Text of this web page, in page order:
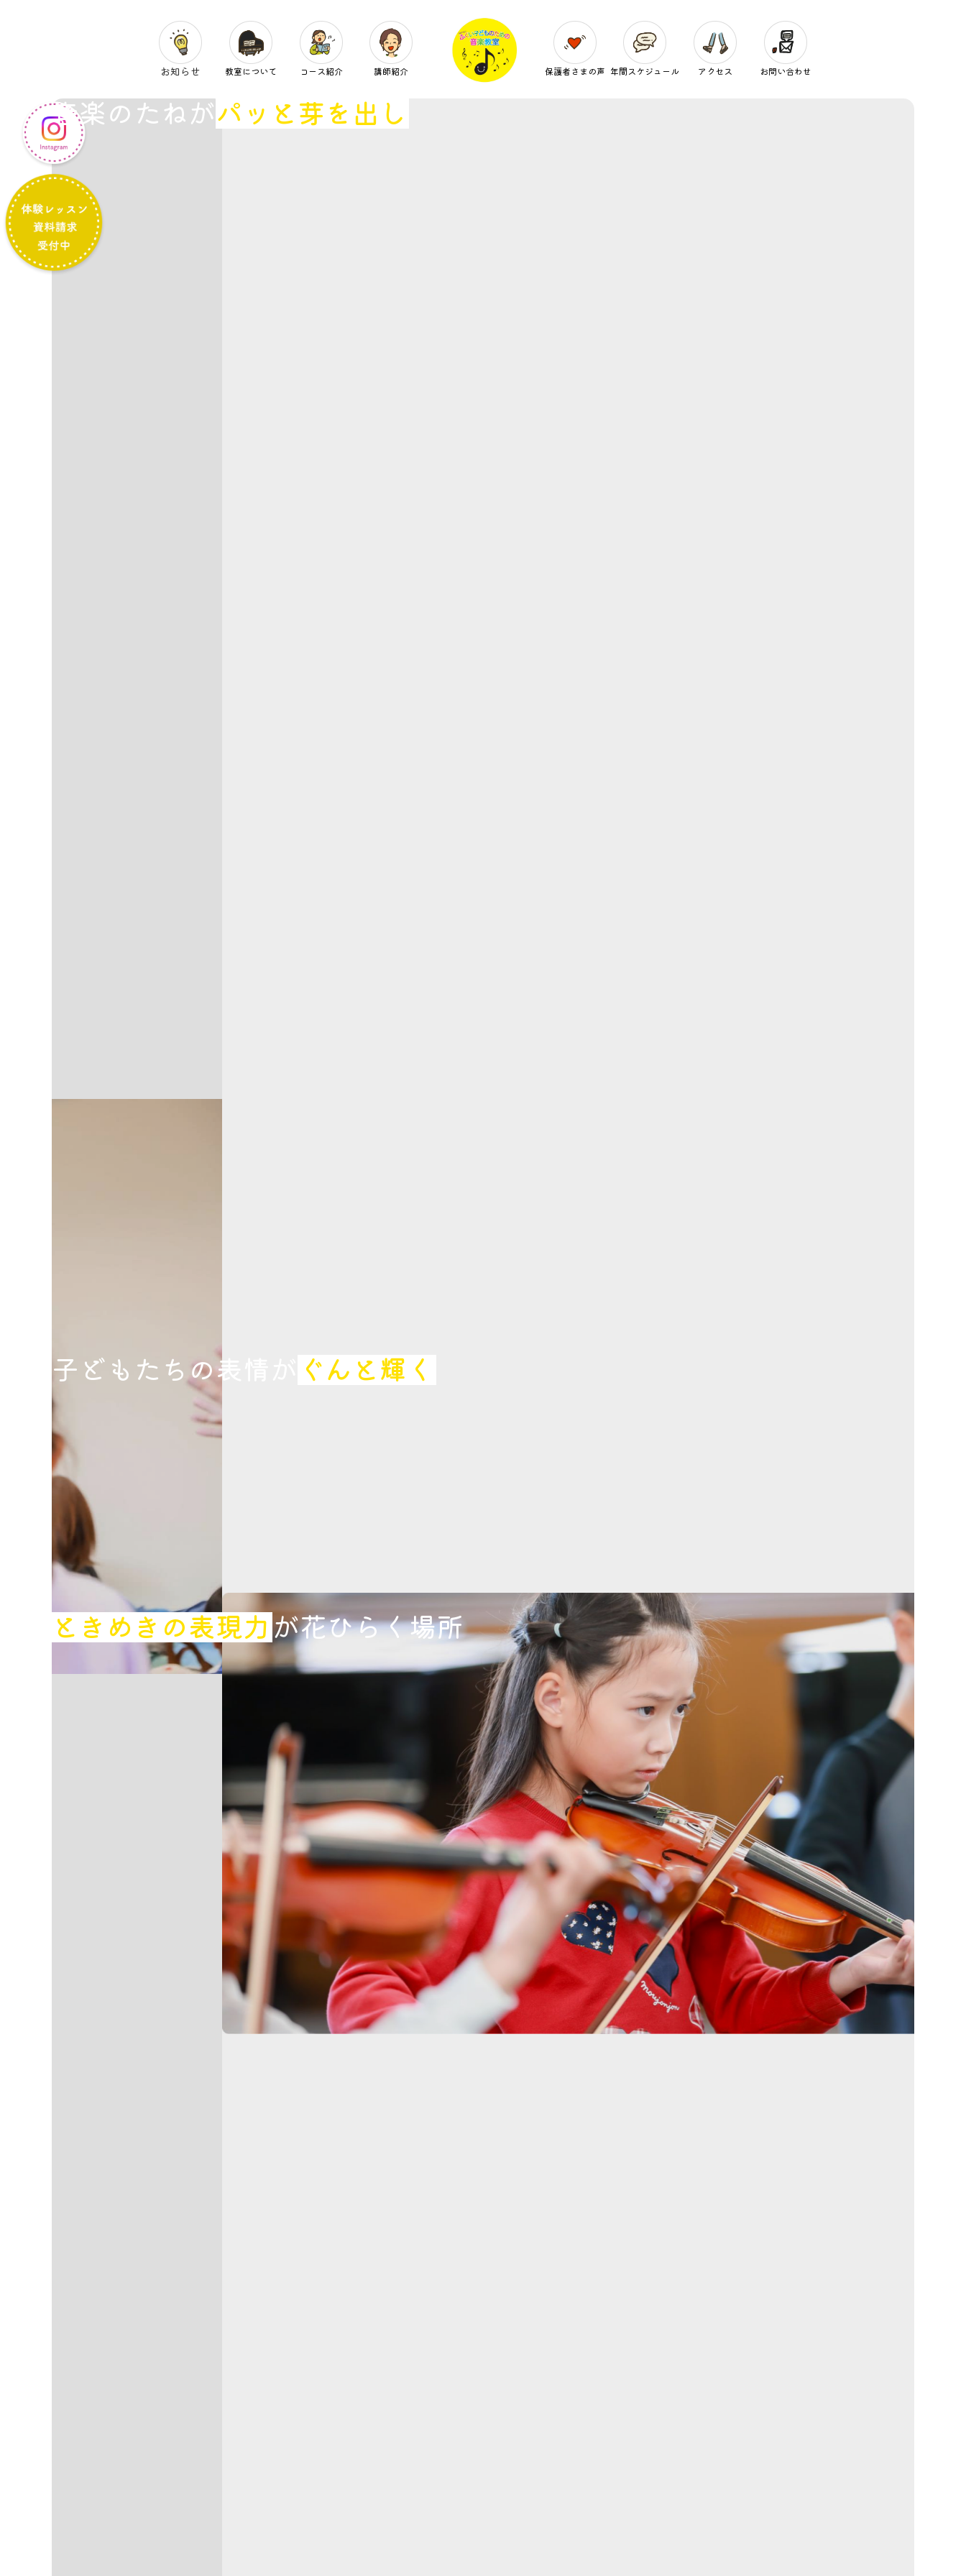
お知らせ 教室について コース紹介 講師紹介 保護者さまの声 年間スケジュール アクセス お問い合わせ
音楽のたねがパッと芽を出し
子どもたちの表情が ぐんと輝く
ときめきの表現力が花ひらく場所